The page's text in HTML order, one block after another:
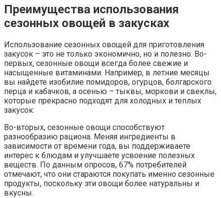
Преимущества использования
сезонных овощей в закусках
Использование сезонных овощей для приготовления
закусок – это не только экономично, но и полезно. Во-
первых, сезонные овощи всегда более свежие и
насыщенные витаминами. Например, в летние месяцы
вы найдете изобилие помидоров, огурцов, болгарского
перца и кабачков, а осенью – тыквы, моркови и свеклы,
которые прекрасно подходят для холодных и теплых
закусок.
Во-вторых, сезонные овощи способствуют
разнообразию рациона. Меняя ингредиенты в
зависимости от времени года, вы поддерживаете
интерес к блюдам и улучшаете усвоение полезных
веществ. По данным опросов, 67% потребителей
отмечают, что они стараются покупать именно сезонные
продукты, поскольку эти овощи более натуральны и
вкусны.